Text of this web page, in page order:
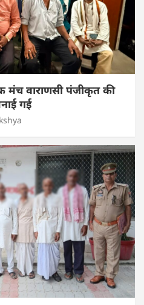
मंच वाराणसी पंजीकृत की
गई